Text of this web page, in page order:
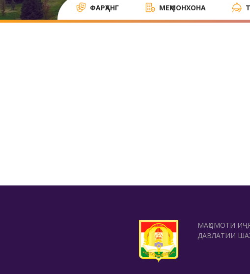
ФАРҲАНГ МЕҲМОНХОНА
МАҚОМОТИ
ДАВЛАТИИ